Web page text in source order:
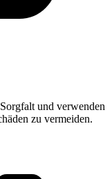
und verwenden
zu vermeiden.